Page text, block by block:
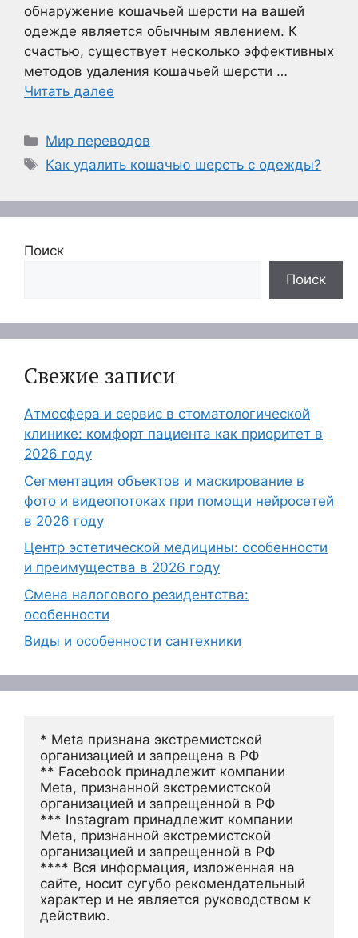
обнаружение кошачьей шерсти на вашей
одежде является обычным явлением. К
счастью, существует несколько эффективных
методов удаления кошачьей шерсти …
Читать далее
Рубрики
Мир переводов
Метки
Как удалить кошачью шерсть с одежды?
Поиск
Поиск
Свежие записи
Атмосфера и сервис в стоматологической
клинике: комфорт пациента как приоритет в
2026 году
Сегментация объектов и маскирование в
фото и видеопотоках при помощи нейросетей
в 2026 году
Центр эстетической медицины: особенности
и преимущества в 2026 году
Смена налогового резидентства:
особенности
Виды и особенности сантехники
* Meta признана экстремистской
организацией и запрещена в РФ
** Facebook принадлежит компании
Meta, признанной экстремистской
организацией и запрещенной в РФ
*** Instagram принадлежит компании
Meta, признанной экстремистской
организацией и запрещенной в РФ
**** Вся информация, изложенная на
сайте, носит сугубо рекомендательный
характер и не является руководством к
действию.